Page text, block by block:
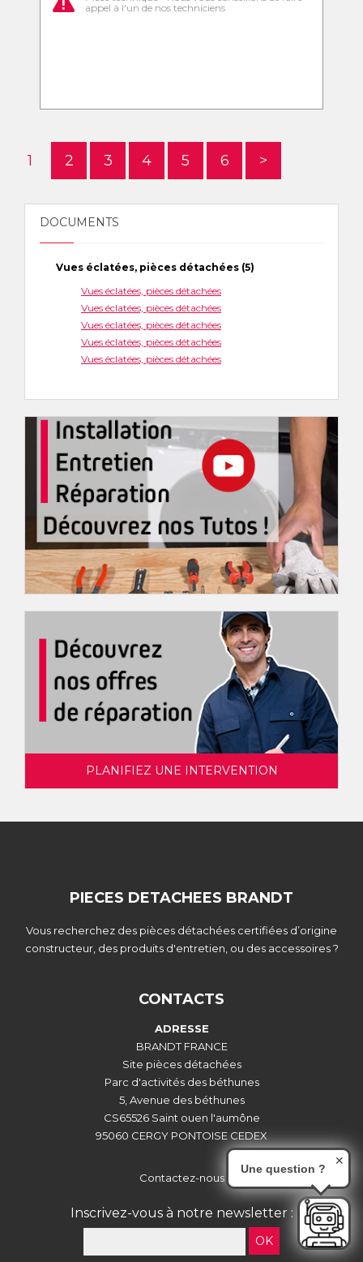
appel à l'un de nos techniciens
1 2 3 4 5 6 >
DOCUMENTS
Vues éclatées, pièces détachées (5)
Vues éclatées, pièces détachées
Vues éclatées, pièces détachées
Vues éclatées, pièces détachées
Vues éclatées, pièces détachées
Vues éclatées, pièces détachées
PLANIFIEZ UNE INTERVENTION
PIECES DETACHEES BRANDT
Vous recherchez des pièces détachées certifiées d’origine
constructeur, des produits d'entretien, ou des accessoires ?
CONTACTS
ADRESSE
BRANDT FRANCE
Site pièces détachées
Parc d'activités des béthunes
5, Avenue des béthunes
CS65526 Saint ouen l'aumône
95060 CERGY PONTOISE CEDEX
Contactez-nous
Inscrivez-vous à notre newsletter :
OK
Une question ?
✕